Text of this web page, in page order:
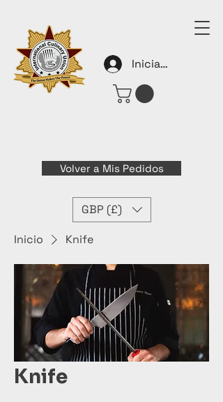
Iniciar sesión
Volver a Mis Pedidos
GBP (£)
Inicio Knife
Knife